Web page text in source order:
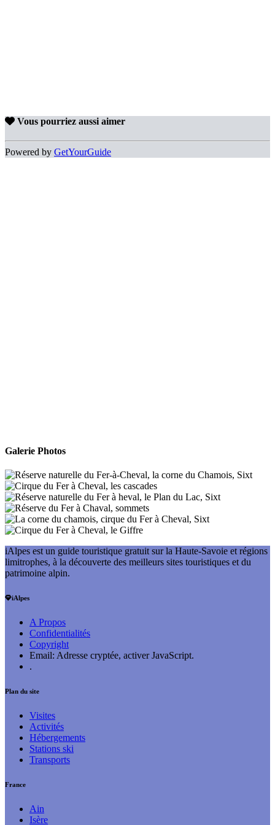
Vous pourriez aussi aimer
Powered by GetYourGuide
Galerie Photos
iAlpes est un guide touristique gratuit sur la Haute-Savoie et régions
limitrophes, à la découverte des meilleurs sites touristiques et du
patrimoine alpin.
iAlpes
A Propos
Confidentialités
Copyright
Email: Adresse cryptée, activer JavaScript.
.
Plan du site
Visites
Activités
Hébergements
Stations ski
Transports
France
Ain
Isère